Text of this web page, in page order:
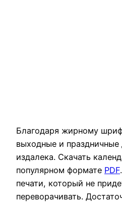
Благодаря жирному
выходные и
издалека. Скачать
популярном формате PDF
печати, который не
переворачивать.